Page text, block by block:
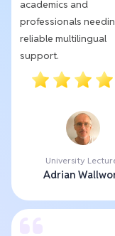
academics and
professionals
reliable multilingual
support.
University
Adrian